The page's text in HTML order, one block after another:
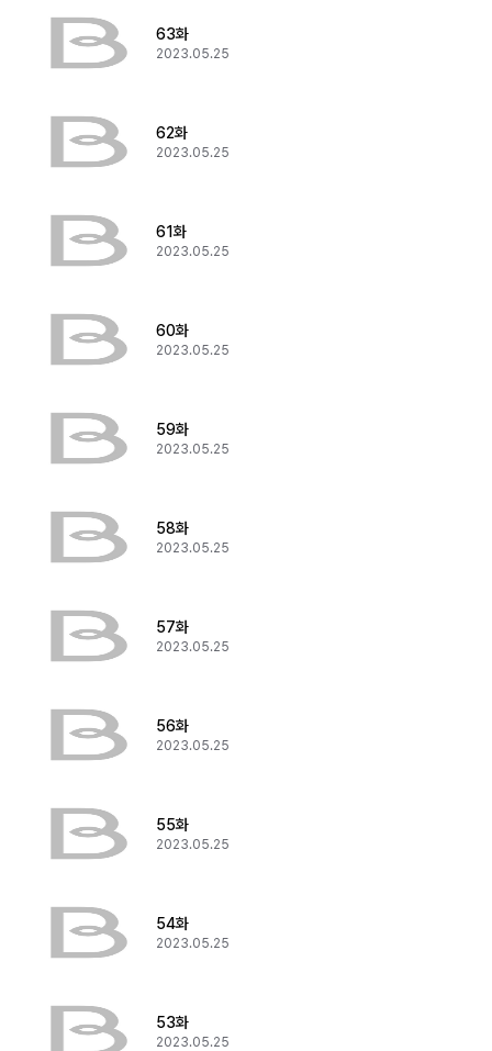
63화
2023.05.25
62화
2023.05.25
61화
2023.05.25
60화
2023.05.25
59화
2023.05.25
58화
2023.05.25
57화
2023.05.25
56화
2023.05.25
55화
2023.05.25
54화
2023.05.25
53화
2023.05.25